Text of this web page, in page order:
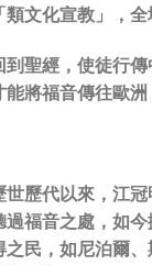
類文化宣教」，
到聖經，使徒行
能將福音傳往歐洲
世歷代以來，江
過福音之處，如
之民，如尼泊爾